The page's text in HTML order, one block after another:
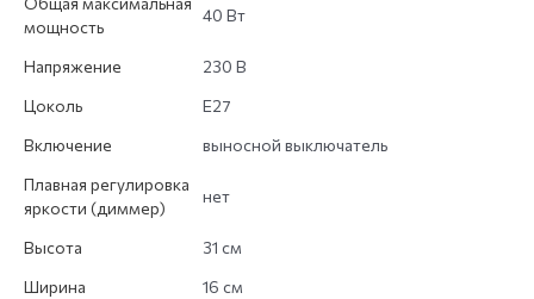
мощность
40 Вт
Напряжение
230 В
Цоколь
E27
Включение
выносной выключатель
Плавная регулировка
яркости (диммер)
нет
Высота
31 см
Ширина
16 см